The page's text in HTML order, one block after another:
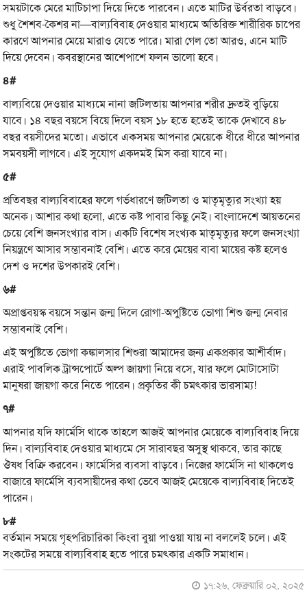
সময়টাকে মেরে মাটিচাপা দিয়ে দিতে পারবেন। এতে মাটির উর্বরতা বাড়বে।
শুধু শৈশব-কৈশর না—বাল্যবিবাহ দেওয়ার মাধ্যমে অতিরিক্ত শারীরিক চাপের
কারণে আপনার মেয়ে মারাও যেতে পারে। মারা গেল তো আরও, এনে মাটি
দিয়ে দেবেন। কবরস্থানের আশেপাশে ফলন ভালো হবে।
৪#
বাল্যবিয়ে দেওয়ার মাধ্যমে নানা জটিলতায় আপনার শরীর দ্রুতই বুড়িয়ে
যাবে। ১৪ বছর বয়সে বিয়ে দিলে বয়স ১৮ হতে হতেই তাকে দেখাবে ৪৮
বছর বয়সীদের মতো। এভাবে একসময় আপনার মেয়েকে ধীরে ধীরে আপনার
সমবয়সী লাগবে। এই সুযোগ একদমই মিস করা যাবে না।
৫#
প্রতিবছর বাল্যবিবাহের ফলে গর্ভধারণে জটিলতা ও মাতৃমৃত্যুর সংখ্যা হয়
অনেক। আশার কথা হলো, এতে কষ্ট পাবার কিছু নেই। বাংলাদেশে আয়তনের
চেয়ে বেশি জনসংখ্যার বাস। একটি বিশেষ সংখ্যক মাতৃমৃত্যুর ফলে জনসংখ্যা
নিয়ন্ত্রণে আসার সম্ভাবনাই বেশি। এতে করে মেয়ের বাবা মায়ের কষ্ট হলেও
দেশ ও দশের উপকারই বেশি।
৬#
অপ্রাপ্তবয়স্ক বয়সে সন্তান জন্ম দিলে রোগা-অপুষ্টিতে ভোগা শিশু জন্ম নেবার
সম্ভাবনাই বেশি।
এই অপুষ্টিতে ভোগা কঙ্কালসার শিশুরা আমাদের জন্য একপ্রকার আশীর্বাদ।
এরাই পাবলিক ট্রান্সপোর্টে অল্প জায়গা নিয়ে বসে, যার ফলে মোটাসোটা
মানুষরা জায়গা করে নিতে পারেন। প্রকৃতির কী চমৎকার ভারসাম্য!
৭#
আপনার যদি ফার্মেসি থাকে তাহলে আজই আপনার মেয়েকে বাল্যবিবাহ দিয়ে
দিন। বাল্যবিবাহ দেওয়ার মাধ্যমে সে সারাবছর অসুস্থ থাকবে, তার কাছে
ঔষধ বিক্রি করবেন। ফার্মেসির ব্যবসা বাড়বে। নিজের ফার্মেসি না থাকলেও
বাজারে ফার্মেসি ব্যবসায়ীদের কথা ভেবে আজই মেয়েকে বাল্যবিবাহ দিতেই
পারেন।
৮#
বর্তমান সময়ে গৃহপরিচারিকা কিংবা বুয়া পাওয়া যায় না বললেই চলে। এই
সংকটের সময়ে বাল্যবিবাহ হতে পারে চমৎকার একটি সমাধান।
১৭:২৬, ফেব্রুয়ারি ০২, ২০২৫